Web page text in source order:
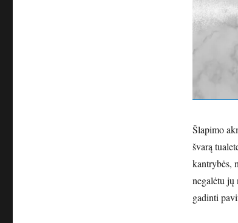
Šlapimo
švarą
kantrybės,
negalėtu
gadinti